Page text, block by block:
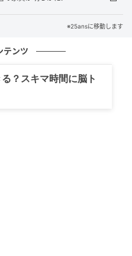
パーちゃんは、基本楽ち
トテイストを取り入れ、
すが、それも今後は成長
※25ansに移動します
テンツ
？スキマ時間に脳ト